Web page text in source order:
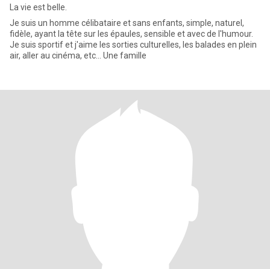
La vie est belle.
Je suis un homme célibataire et sans enfants, simple, naturel,
fidèle, ayant la tête sur les épaules, sensible et avec de l'humour.
Je suis sportif et j'aime les sorties culturelles, les balades en plein
air, aller au cinéma, etc… Une famille